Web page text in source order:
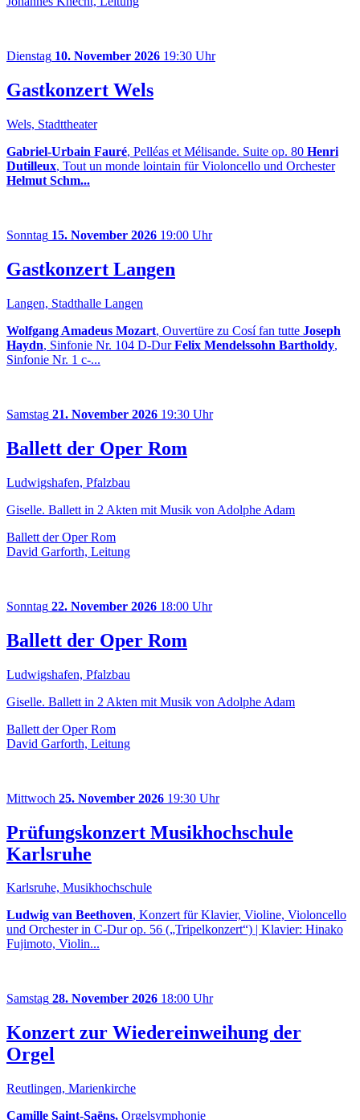
Dienstag 10. November 2026 19:30 Uhr
Gastkonzert Wels
Wels, Stadttheater
Gabriel-Urbain Fauré, Pelléas et Mélisande. Suite op. 80 Henri
Dutilleux, Tout un monde lointain für Violoncello und Orchester
Helmut Schm...
Sonntag 15. November 2026 19:00 Uhr
Gastkonzert Langen
Langen, Stadthalle Langen
Wolfgang Amadeus Mozart, Ouvertüre zu Cosí fan tutte Joseph
Haydn, Sinfonie Nr. 104 D-DurFelix Mendelssohn Bartholdy,
Sinfonie Nr. 1 c-...
Samstag 21. November 2026 19:30 Uhr
Ballett der Oper Rom
Ludwigshafen, Pfalzbau
Giselle. Ballett in 2 Akten mit Musik von Adolphe Adam
Ballett der Oper Rom
David Garforth, Leitung
Sonntag 22. November 2026 18:00 Uhr
Ballett der Oper Rom
Ludwigshafen, Pfalzbau
Giselle. Ballett in 2 Akten mit Musik von Adolphe Adam
Ballett der Oper Rom
David Garforth, Leitung
Mittwoch 25. November 2026 19:30 Uhr
Prüfungskonzert Musikhochschule
Karlsruhe
Karlsruhe, Musikhochschule
Ludwig van Beethoven, Konzert für Klavier, Violine, Violoncello
und Orchester in C-Dur op. 56 („Tripelkonzert“) | Klavier: Hinako
Fujimoto, Violin...
Samstag 28. November 2026 18:00 Uhr
Konzert zur Wiedereinweihung der
Orgel
Reutlingen, Marienkirche
Camille Saint-Saëns, Orgelsymphonie